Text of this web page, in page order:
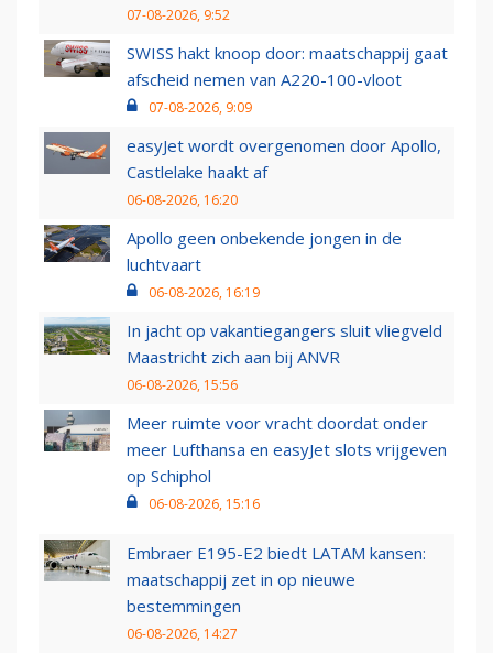
07-08-2026, 9:52
SWISS hakt knoop door: maatschappij gaat
afscheid nemen van A220-100-vloot
07-08-2026, 9:09
easyJet wordt overgenomen door Apollo,
Castlelake haakt af
06-08-2026, 16:20
Apollo geen onbekende jongen in de
luchtvaart
06-08-2026, 16:19
In jacht op vakantiegangers sluit vliegveld
Maastricht zich aan bij ANVR
06-08-2026, 15:56
Meer ruimte voor vracht doordat onder
meer Lufthansa en easyJet slots vrijgeven
op Schiphol
06-08-2026, 15:16
Embraer E195-E2 biedt LATAM kansen:
maatschappij zet in op nieuwe
bestemmingen
06-08-2026, 14:27